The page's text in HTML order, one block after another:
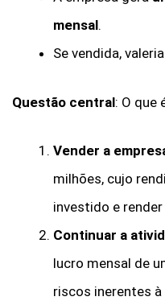
mensal.
Se vendida, valeria
Questão central: O que
Vender a
milhões, cujo
investido e
Continuar a
lucro mensal de
riscos inerentes